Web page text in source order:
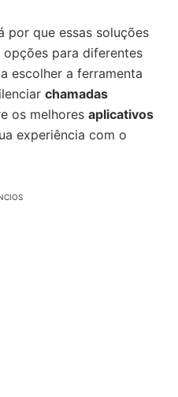
por que essas soluções
opções para diferentes
escolher a ferramenta
chamadas
os melhores aplicativos
experiência com o